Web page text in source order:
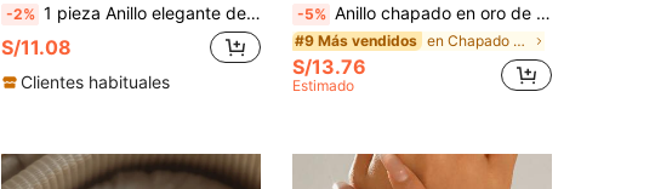
-2% 1 pieza Anillo elegante de circonita cúbica, para mujer, adecuado para boda, compromiso, aniversario, fiesta, Día de San Valentín y otras ocasiones.
S/11.08
Clientes habituales
-5% Anillo chapado en oro de 14K, incrustado con circonita cúbica sintética, diseño elegante, perfecto para anillo de boda, regalo de aniversario o joyería de cumpleaños
#9 Más vendidos en Chapado en oro de 14K Anillos De Mujer
S/13.76
Estimado